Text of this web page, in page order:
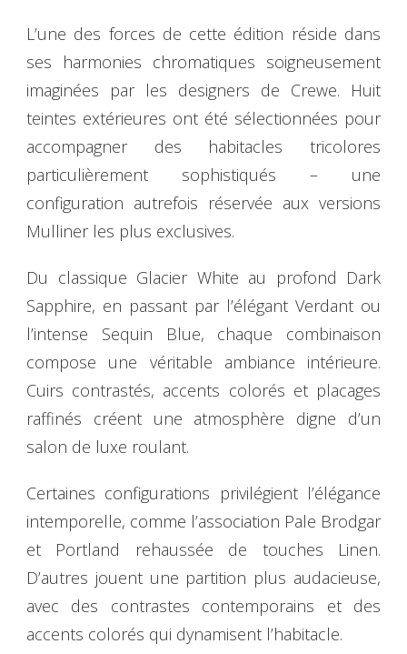
L’une des forces de cette édition réside dans
ses harmonies chromatiques soigneusement
imaginées par les designers de Crewe. Huit
teintes extérieures ont été sélectionnées pour
accompagner des habitacles tricolores
particulièrement sophistiqués – une
configuration autrefois réservée aux versions
Mulliner les plus exclusives.
Du classique Glacier White au profond Dark
Sapphire, en passant par l’élégant Verdant ou
l’intense Sequin Blue, chaque combinaison
compose une véritable ambiance intérieure.
Cuirs contrastés, accents colorés et placages
raffinés créent une atmosphère digne d’un
salon de luxe roulant.
Certaines configurations privilégient l’élégance
intemporelle, comme l’association Pale Brodgar
et Portland rehaussée de touches Linen.
D’autres jouent une partition plus audacieuse,
avec des contrastes contemporains et des
accents colorés qui dynamisent l’habitacle.